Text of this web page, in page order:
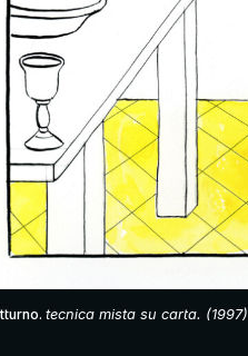
tecnica mista su carta. (1997)